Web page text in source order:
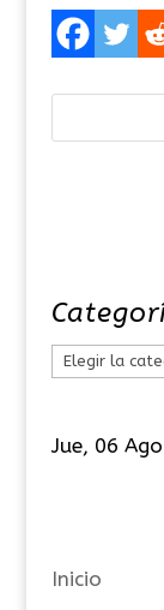
e
í
Jue, 06
Inicio